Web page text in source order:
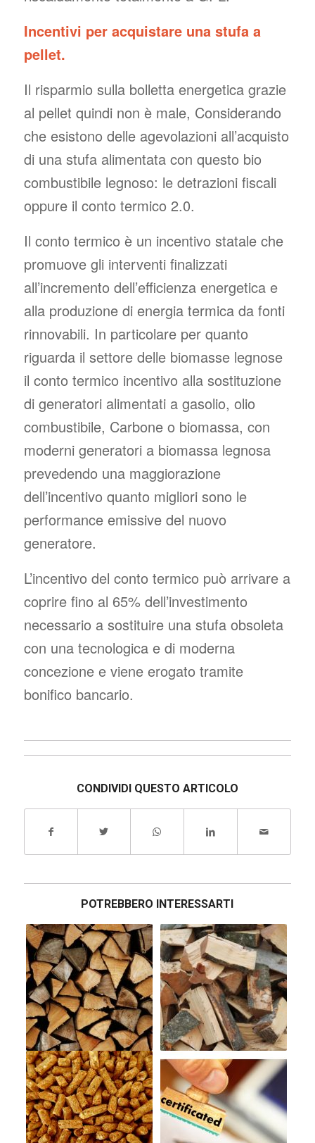
Incentivi per acquistare una stufa a
pellet.
Il risparmio sulla bolletta energetica grazie
al pellet quindi non è male, Considerando
che esistono delle agevolazioni all’acquisto
di una stufa alimentata con questo bio
combustibile legnoso: le detrazioni fiscali
oppure il conto termico 2.0.
Il conto termico è un incentivo statale che
promuove gli interventi finalizzati
all’incremento dell’efficienza energetica e
alla produzione di energia termica da fonti
rinnovabili. In particolare per quanto
riguarda il settore delle biomasse legnose
il conto termico incentivo alla sostituzione
di generatori alimentati a gasolio, olio
combustibile, Carbone o biomassa, con
moderni generatori a biomassa legnosa
prevedendo una maggiorazione
dell’incentivo quanto migliori sono le
performance emissive del nuovo
generatore.
L’incentivo del conto termico può arrivare a
coprire fino al 65% dell’investimento
necessario a sostituire una stufa obsoleta
con una tecnologica e di moderna
concezione e viene erogato tramite
bonifico bancario.
CONDIVIDI QUESTO ARTICOLO
POTREBBERO INTERESSARTI